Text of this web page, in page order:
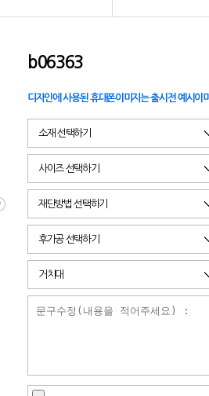
b06363
디자인에 사용된 휴대폰이미지는 출시전 예시이
소재 선택하기
사이즈 선택하기
재단방법 선택하기
후가공 선택하기
거치대